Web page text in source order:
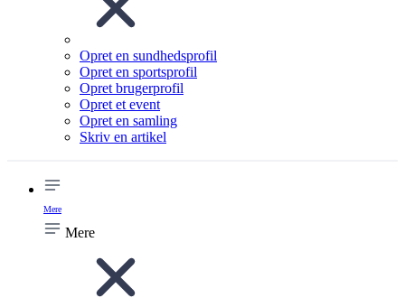
Opret en sundhedsprofil
Opret en sportsprofil
Opret brugerprofil
Opret et event
Opret en samling
Skriv en artikel
Mere
Mere